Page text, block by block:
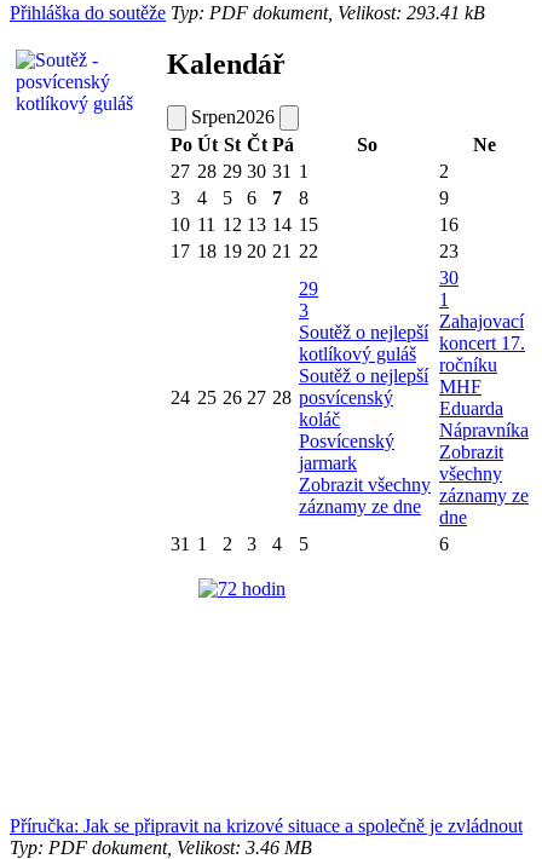
Přihláška do soutěže Typ: PDF dokument, Velikost: 293.41 kB
Kalendář
Srpen2026
Po Út St Čt Pá So
Ne
27 28 29 30 31 1
2
3
4 5 6 7 8
9
10 11 12 13 14 15
16
17 18 19 20 21 22 23
24 25 26 27 28
29
3
Soutěž o nejlepší
kotlíkový guláš
Soutěž o nejlepší
posvícenský
koláč
Posvícenský
jarmark
Zobrazit všechny
záznamy ze dne
30
1
Zahajovací
koncert 17.
ročníku
MHF
Eduarda
Nápravníka
Zobrazit
všechny
záznamy ze
dne
31 1 2 3 4 5 6
Příručka: Jak se připravit na krizové situace a společně je zvládnout
Typ: PDF dokument, Velikost: 3.46 MB